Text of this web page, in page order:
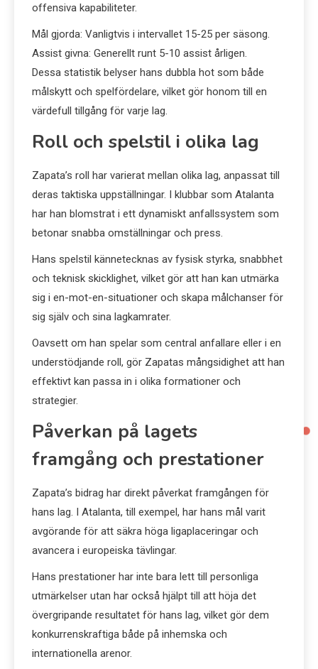
offensiva kapabiliteter.
Mål gjorda: Vanligtvis i intervallet 15-25 per säsong.
Assist givna: Generellt runt 5-10 assist årligen.
Dessa statistik belyser hans dubbla hot som både
målskytt och spelfördelare, vilket gör honom till en
värdefull tillgång för varje lag.
Roll och spelstil i olika lag
Zapata’s roll har varierat mellan olika lag, anpassat till
deras taktiska uppställningar. I klubbar som Atalanta
har han blomstrat i ett dynamiskt anfallssystem som
betonar snabba omställningar och press.
Hans spelstil kännetecknas av fysisk styrka, snabbhet
och teknisk skicklighet, vilket gör att han kan utmärka
sig i en-mot-en-situationer och skapa målchanser för
sig själv och sina lagkamrater.
Oavsett om han spelar som central anfallare eller i en
understödjande roll, gör Zapatas mångsidighet att han
effektivt kan passa in i olika formationer och
strategier.
Påverkan på lagets
framgång och prestationer
Zapata’s bidrag har direkt påverkat framgången för
hans lag. I Atalanta, till exempel, har hans mål varit
avgörande för att säkra höga ligaplaceringar och
avancera i europeiska tävlingar.
Hans prestationer har inte bara lett till personliga
utmärkelser utan har också hjälpt till att höja det
övergripande resultatet för hans lag, vilket gör dem
konkurrenskraftiga både på inhemska och
internationella arenor.